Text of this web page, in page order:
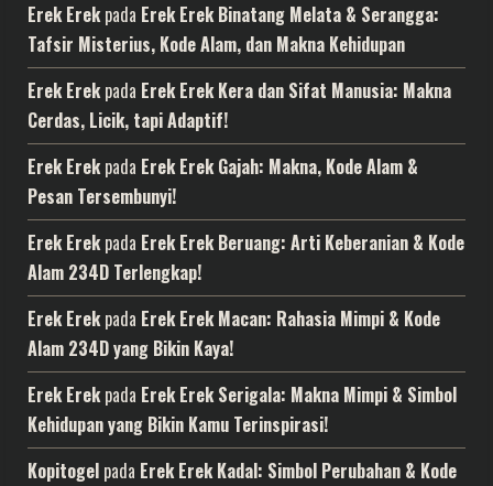
Erek Erekpada Erek Erek Binatang Melata & Serangga:
Tafsir Misterius, Kode Alam, dan Makna Kehidupan
Erek Erekpada Erek Erek Kera dan Sifat Manusia: Makna
Cerdas, Licik, tapi Adaptif!
Erek Erekpada Erek Erek Gajah: Makna, Kode Alam &
Pesan Tersembunyi!
Erek Erekpada Erek Erek Beruang: Arti Keberanian & Kode
Alam 234D Terlengkap!
Erek Erekpada Erek Erek Macan: Rahasia Mimpi & Kode
Alam 234D yang Bikin Kaya!
Erek Erekpada Erek Erek Serigala: Makna Mimpi & Simbol
Kehidupan yang Bikin Kamu Terinspirasi!
Kopitogel pada Erek Erek Kadal: Simbol Perubahan & Kode